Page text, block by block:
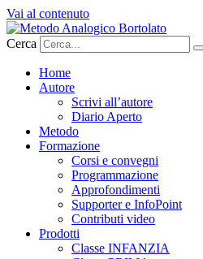
Vai al contenuto
Cerca
Home
Autore
Scrivi all’autore
Diario Aperto
Metodo
Formazione
Corsi e convegni
Programmazione
Approfondimenti
Supporter e InfoPoint
Contributi video
Prodotti
Classe INFANZIA